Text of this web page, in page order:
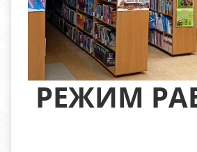
РЕЖИМ